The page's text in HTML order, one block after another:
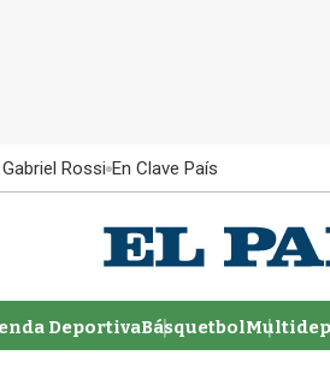
Rossi En Clave País
DeportivaBásquetbol